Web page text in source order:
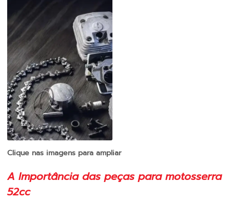
Clique nas imagens para ampliar
A Importância das peças para motosserra
52cc